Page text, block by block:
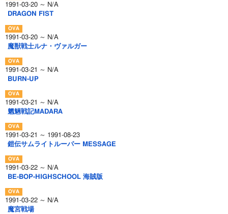
1991-03-20 ～ N/A
DRAGON FIST
1991-03-20 ～ N/A
魔獣戦士ルナ・ヴァルガー
1991-03-21 ～ N/A
BURN-UP
1991-03-21 ～ N/A
魍魎戦記MADARA
1991-03-21 ～ 1991-08-23
鎧伝サムライトルーパー MESSAGE
1991-03-22 ～ N/A
BE-BOP-HIGHSCHOOL 海賊版
1991-03-22 ～ N/A
魔宮戦場